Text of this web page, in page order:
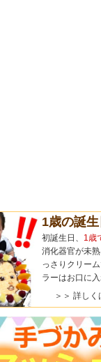
1歳の誕
初誕生日、 1歳
消化器官が未
っさりクリー
ラーはお口に
＞＞ 詳しく